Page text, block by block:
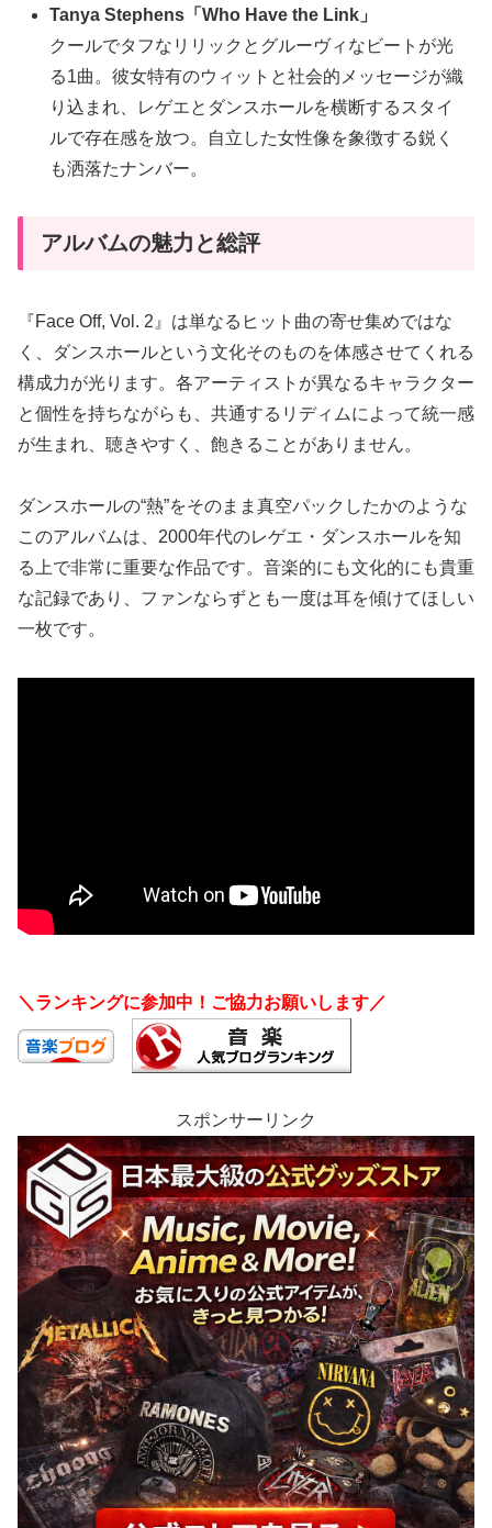
Tanya Stephens「Who Have the Link 」
クールでタフなリリックとグルーヴィなビートが光
る1曲。彼女特有のウィットと社会的メッセージが織
り込まれ、レゲエとダンスホールを横断するスタイ
ルで存在感を放つ。自立した女性像を象徴する鋭く
も洒落たナンバー。
アルバムの魅力と総評
『Face Off, Vol. 2』は単なるヒット曲の寄せ集めではな
く、ダンスホールという文化そのものを体感させてくれる
構成力が光ります。各アーティストが異なるキャラクター
と個性を持ちながらも、共通するリディムによって統一感
が生まれ、聴きやすく、飽きることがありません。
ダンスホールの“熱”をそのまま真空パックしたかのような
このアルバムは、2000年代のレゲエ・ダンスホールを知
る上で非常に重要な作品です。音楽的にも文化的にも貴重
な記録であり、ファンならずとも一度は耳を傾けてほしい
一枚です。
＼ランキングに参加中！ご協力お願いします／
スポンサーリンク